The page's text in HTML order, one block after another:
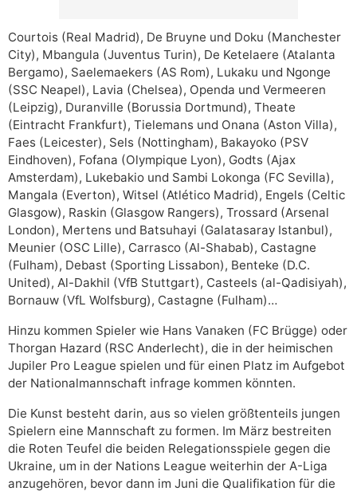
Courtois (Real Madrid), De Bruyne und Doku (Manchester
City), Mbangula (Juventus Turin), De Ketelaere (Atalanta
Bergamo), Saelemaekers (AS Rom), Lukaku und Ngonge
(SSC Neapel), Lavia (Chelsea), Openda und Vermeeren
(Leipzig), Duranville (Borussia Dortmund), Theate
(Eintracht Frankfurt), Tielemans und Onana (Aston Villa),
Faes (Leicester), Sels (Nottingham), Bakayoko (PSV
Eindhoven), Fofana (Olympique Lyon), Godts (Ajax
Amsterdam), Lukebakio und Sambi Lokonga (FC Sevilla),
Mangala (Everton), Witsel (Atlético Madrid), Engels (Celtic
Glasgow), Raskin (Glasgow Rangers), Trossard (Arsenal
London), Mertens und Batsuhayi (Galatasaray Istanbul),
Meunier (OSC Lille), Carrasco (Al-Shabab), Castagne
(Fulham), Debast (Sporting Lissabon), Benteke (D.C.
United), Al-Dakhil (VfB Stuttgart), Casteels (al-Qadisiyah),
Bornauw (VfL Wolfsburg), Castagne (Fulham)…
Hinzu kommen Spieler wie Hans Vanaken (FC Brügge) oder
Thorgan Hazard (RSC Anderlecht), die in der heimischen
Jupiler Pro League spielen und für einen Platz im Aufgebot
der Nationalmannschaft infrage kommen könnten.
Die Kunst besteht darin, aus so vielen größtenteils jungen
Spielern eine Mannschaft zu formen. Im März bestreiten
die Roten Teufel die beiden Relegationsspiele gegen die
Ukraine, um in der Nations League weiterhin der A-Liga
anzugehören, bevor dann im Juni die Qualifikation für die